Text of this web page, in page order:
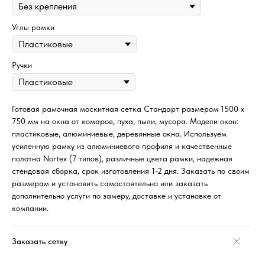
Углы рамки
Ручки
Готовая рамочная москитная сетка Стандарт размером 1500 х
750 мм на окна от комаров, пуха, пыли, мусора. Модели окон:
пластиковые, алюминиевые, деревянные окна. Используем
усиленную рамку из алюминиевого профиля и качественные
полотна Nortex (7 типов), различные цвета рамки, надежная
стендовая сборка, срок изготовления 1-2 дня. Заказать по своим
размерам и установить самостоятельно или заказать
дополнительно услуги по замеру, доставке и установке от
компании.
Заказать сетку